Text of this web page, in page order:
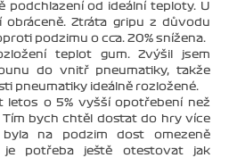
podchlazení od ideální teploty. U
Ztráta gripu z důvodu
podzimu o cca. 20% snížena.
teplot gum. Zvýšil jsem
do vnitř pneumatiky, takže
pneumatiky ideálně rozložené.
letos o 5% vyšší opotřebení než
bych chtěl dostat do hry více
na podzim dost omezeně
je potřeba ještě otestovat jak